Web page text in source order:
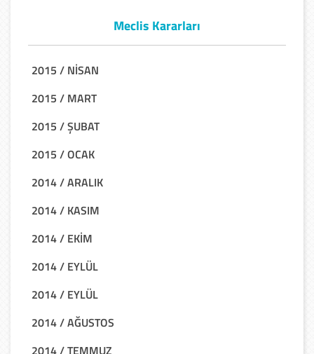
Meclis Kararları
2015 / NİSAN
2015 / MART
2015 / ŞUBAT
2015 / OCAK
2014 / ARALIK
2014 / KASIM
2014 / EKİM
2014 / EYLÜL
2014 / EYLÜL
2014 / AĞUSTOS
2014 / TEMMUZ